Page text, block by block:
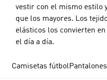
vestir con el mismo estilo
que los mayores. Los
elásticos los convierten
el día a día.
Camisetas fútbol